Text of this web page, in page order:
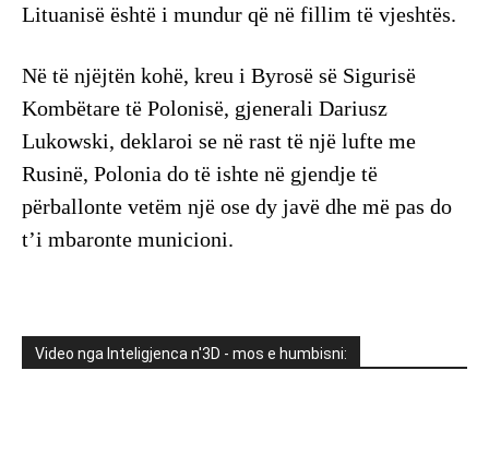
Lituanisë është i mundur që në fillim të vjeshtës.
Në të njëjtën kohë, kreu i Byrosë së Sigurisë
Kombëtare të Polonisë, gjenerali Dariusz
Lukowski, deklaroi se në rast të një lufte me
Rusinë, Polonia do të ishte në gjendje të
përballonte vetëm një ose dy javë dhe më pas do
t’i mbaronte municioni.
Video nga Inteligjenca n'3D - mos e humbisni: